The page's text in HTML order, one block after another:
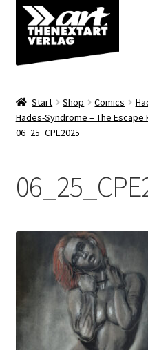
Zur
Navigation
springen
Zum
Inhalt
springen
Shop
Start Shop Comics
Hades-Syndrome – The Escape
06_25_CPE2025